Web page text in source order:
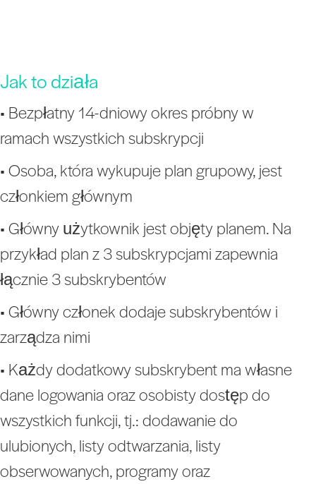
Jak to działa
• Bezpłatny 14-dniowy okres próbny w
ramach wszystkich subskrypcji
• Osoba, która wykupuje plan grupowy, jest
członkiem głównym
• Główny użytkownik jest objęty planem. Na
przykład plan z 3 subskrypcjami zapewnia
łącznie 3 subskrybentów
• Główny członek dodaje subskrybentów i
zarządza nimi
• Każdy dodatkowy subskrybent ma własne
dane logowania oraz osobisty dostęp do
wszystkich funkcji, tj.: dodawanie do
ulubionych, listy odtwarzania, listy
obserwowanych, programy oraz